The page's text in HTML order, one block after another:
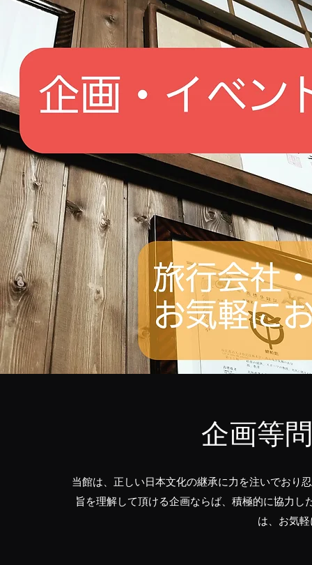
企画等
当館は、正しい日本文化の継承に力を注いでおり
旨を理解して頂ける企画ならば、積極的に協力
は、お気